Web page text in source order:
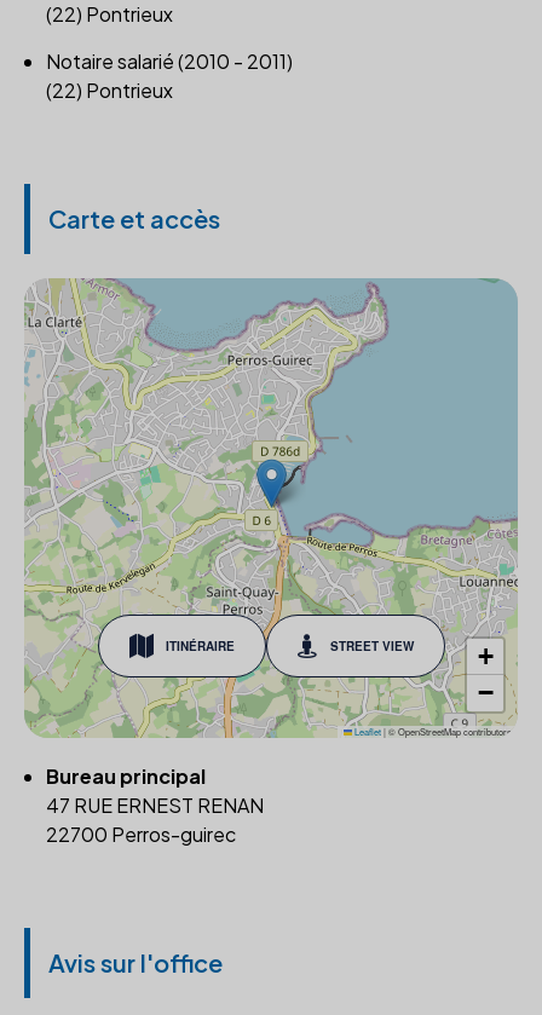
(22) Pontrieux
Notaire salarié (2010 - 2011)
(22) Pontrieux
Carte et accès
ITINÉRAIRE STREET VIEW
+
−
Leaflet|© OpenStreetMap contributors
Bureau principal
47 RUE ERNEST RENAN
22700 Perros-guirec
Avis sur l'office